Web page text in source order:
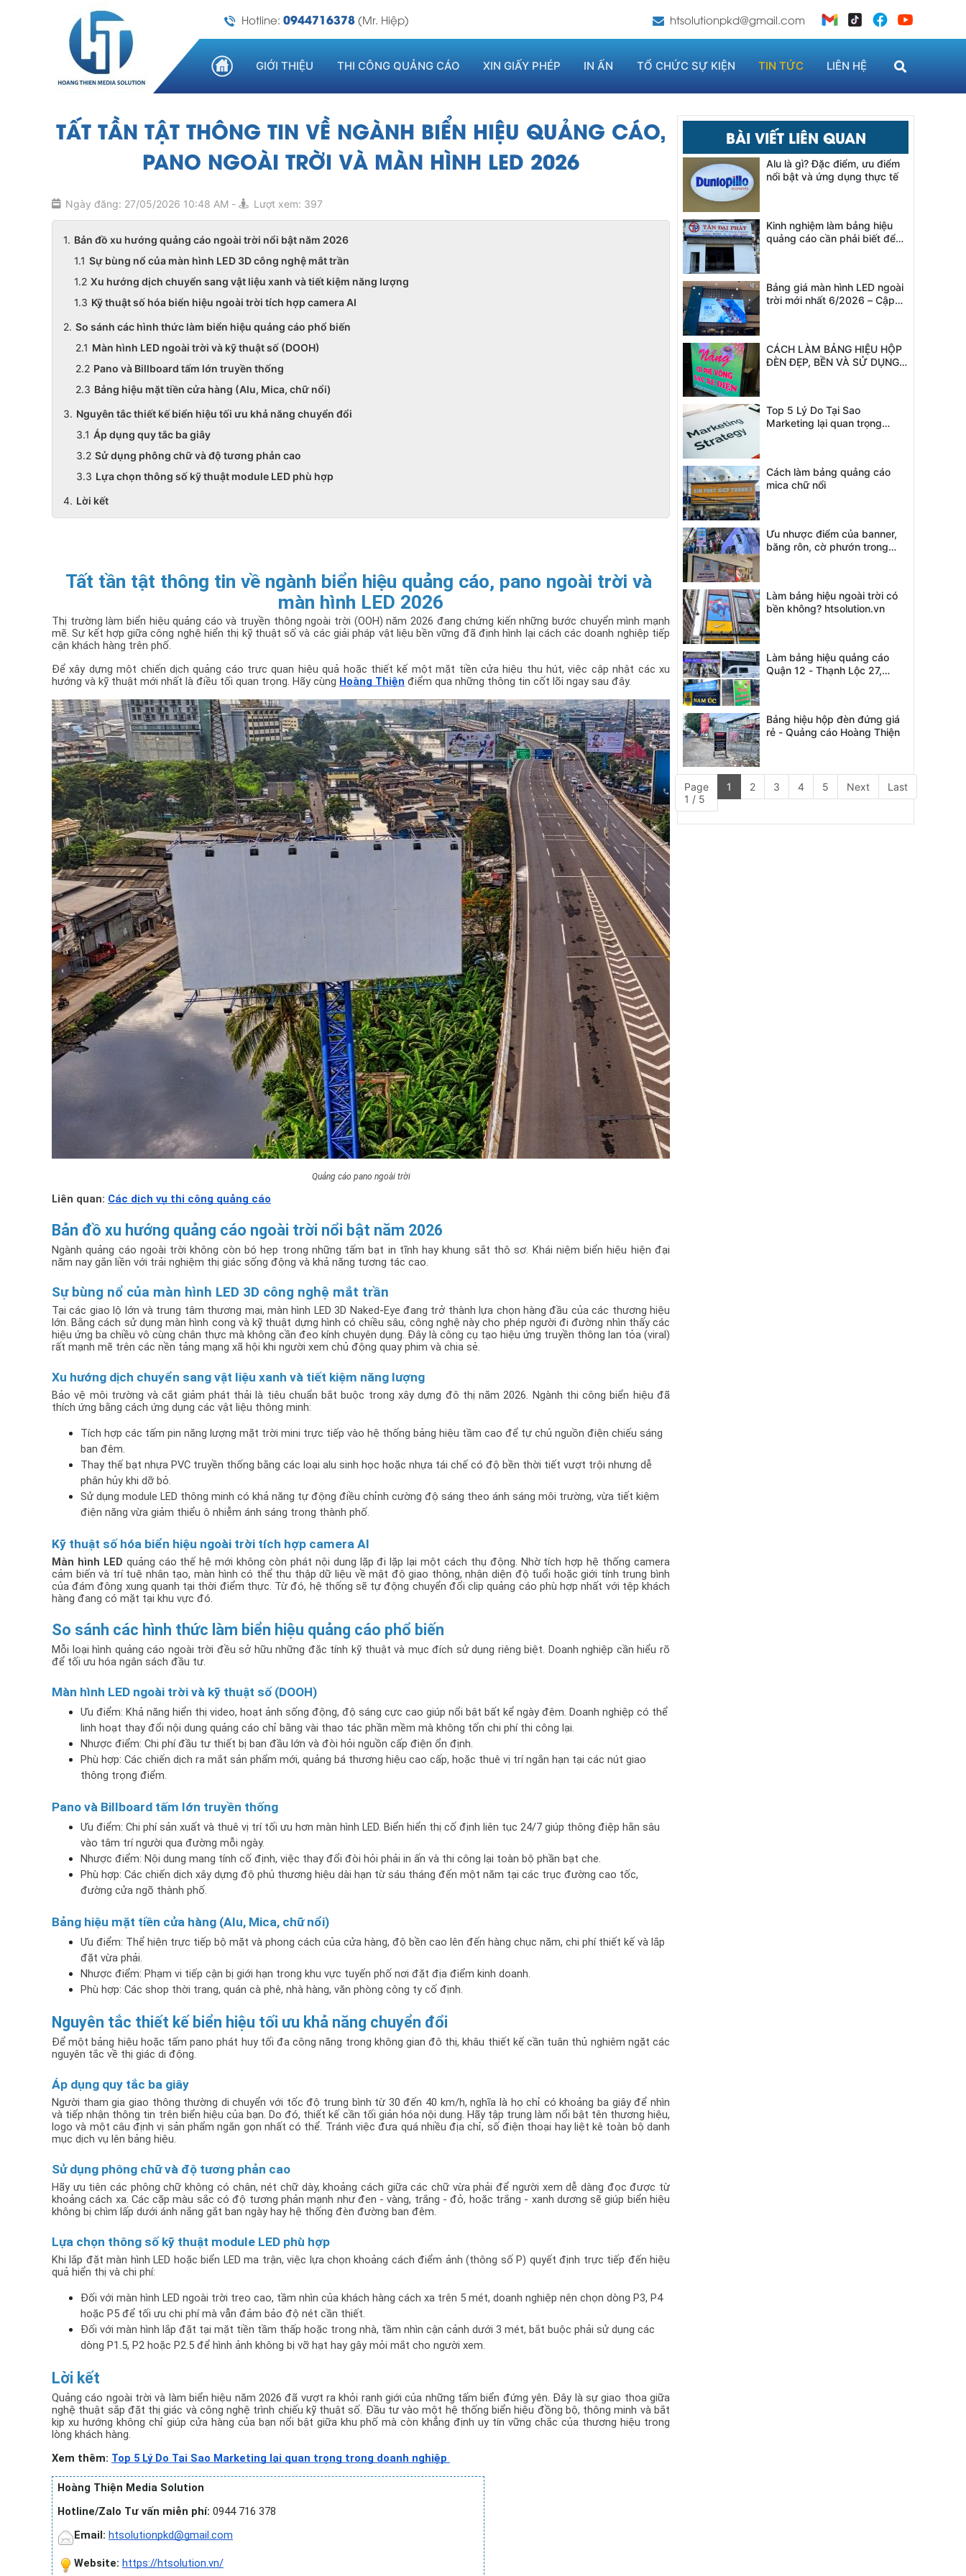
Hotline: 0944716378 (Mr. Hiệp) htsolutionpkd@gmail.com
GIỚI THIỆU THI CÔNG QUẢNG CÁO XIN GIẤY PHÉP IN ẤN TỔ CHỨC SỰ KIỆN TIN TỨC LIÊN HỆ
BÀI VIẾT LIÊN QUAN
Alu là gì? Đặc điểm, ưu điểm
nổi bật và ứng dụng thực tế
Kinh nghiệm làm bảng hiệu
quảng cáo cần phải biết để
Bảng giá màn hình LED ngoài
trời mới nhất 6/2026 – Cập
CÁCH LÀM BẢNG HIỆU HỘP
ĐÈN ĐẸP, BỀN VÀ SỬ DỤNG
Top 5 Lý Do Tại Sao
Marketing lại quan trọng
Cách làm bảng quảng cáo
mica chữ nổi
Ưu nhược điểm của banner,
băng rôn, cờ phướn trong
Làm bảng hiệu ngoài trời có
bền không? htsolution.vn
Làm bảng hiệu quảng cáo
Quận 12 - Thạnh Lộc 27,
Bảng hiệu hộp đèn đứng giá
rẻ - Quảng cáo Hoàng Thiện
Page
1 / 5
1 2 3 4 5 Next Last
TẤT TẦN TẬT THÔNG TIN VỀ NGÀNH BIỂN HIỆU QUẢNG CÁO,
PANO NGOÀI TRỜI VÀ MÀN HÌNH LED 2026
Ngày đăng: 27/05/2026 10:48 AM - Lượt xem: 397
Bản đồ xu hướng quảng cáo ngoài trời nổi bật năm 2026
Sự bùng nổ của màn hình LED 3D công nghệ mắt trần
Xu hướng dịch chuyển sang vật liệu xanh và tiết kiệm năng lượng
Kỹ thuật số hóa biển hiệu ngoài trời tích hợp camera AI
So sánh các hình thức làm biển hiệu quảng cáo phổ biến
Màn hình LED ngoài trời và kỹ thuật số (DOOH)
Pano và Billboard tấm lớn truyền thống
Bảng hiệu mặt tiền cửa hàng (Alu, Mica, chữ nổi)
Nguyên tắc thiết kế biển hiệu tối ưu khả năng chuyển đổi
Áp dụng quy tắc ba giây
Sử dụng phông chữ và độ tương phản cao
Lựa chọn thông số kỹ thuật module LED phù hợp
Lời kết
Tất tần tật thông tin về ngành biển hiệu quảng cáo, pano ngoài trời và
màn hình LED 2026
Thị trường làm biển hiệu quảng cáo và truyền thông ngoài trời (OOH) năm 2026 đang chứng kiến những bước chuyển mình mạnh
mẽ. Sự kết hợp giữa công nghệ hiển thị kỹ thuật số và các giải pháp vật liệu bền vững đã định hình lại cách các doanh nghiệp tiếp
cận khách hàng trên phố.
Để xây dựng một chiến dịch quảng cáo trực quan hiệu quả hoặc thiết kế một mặt tiền cửa hiệu thu hút, việc cập nhật các xu
hướng và kỹ thuật mới nhất là điều tối quan trọng. Hãy cùng Hoàng Thiện điểm qua những thông tin cốt lõi ngay sau đây.
Quảng cáo pano ngoài trời
Liên quan: Các dịch vụ thi công quảng cáo
Bản đồ xu hướng quảng cáo ngoài trời nổi bật năm 2026
Ngành quảng cáo ngoài trời không còn bó hẹp trong những tấm bạt in tĩnh hay khung sắt thô sơ. Khái niệm biển hiệu hiện đại
năm nay gắn liền với trải nghiệm thị giác sống động và khả năng tương tác cao.
Sự bùng nổ của màn hình LED 3D công nghệ mắt trần
Tại các giao lộ lớn và trung tâm thương mại, màn hình LED 3D Naked-Eye đang trở thành lựa chọn hàng đầu của các thương hiệu
lớn. Bằng cách sử dụng màn hình cong và kỹ thuật dựng hình có chiều sâu, công nghệ này cho phép người đi đường nhìn thấy các
hiệu ứng ba chiều vô cùng chân thực mà không cần đeo kính chuyên dụng. Đây là công cụ tạo hiệu ứng truyền thông lan tỏa (viral)
rất mạnh mẽ trên các nền tảng mạng xã hội khi người xem chủ động quay phim và chia sẻ.
Xu hướng dịch chuyển sang vật liệu xanh và tiết kiệm năng lượng
Bảo vệ môi trường và cắt giảm phát thải là tiêu chuẩn bắt buộc trong xây dựng đô thị năm 2026. Ngành thi công biển hiệu đã
thích ứng bằng cách ứng dụng các vật liệu thông minh:
Tích hợp các tấm pin năng lượng mặt trời mini trực tiếp vào hệ thống bảng hiệu tầm cao để tự chủ nguồn điện chiếu sáng
ban đêm.
Thay thế bạt nhựa PVC truyền thống bằng các loại alu sinh học hoặc nhựa tái chế có độ bền thời tiết vượt trội nhưng dễ
phân hủy khi dỡ bỏ.
Sử dụng module LED thông minh có khả năng tự động điều chỉnh cường độ sáng theo ánh sáng môi trường, vừa tiết kiệm
điện năng vừa giảm thiểu ô nhiễm ánh sáng trong thành phố.
Kỹ thuật số hóa biển hiệu ngoài trời tích hợp camera AI
Màn hình LED quảng cáo thế hệ mới không còn phát nội dung lặp đi lặp lại một cách thụ động. Nhờ tích hợp hệ thống camera
cảm biến và trí tuệ nhân tạo, màn hình có thể thu thập dữ liệu về mật độ giao thông, nhận diện độ tuổi hoặc giới tính trung bình
của đám đông xung quanh tại thời điểm thực. Từ đó, hệ thống sẽ tự động chuyển đổi clip quảng cáo phù hợp nhất với tệp khách
hàng đang có mặt tại khu vực đó.
So sánh các hình thức làm biển hiệu quảng cáo phổ biến
Mỗi loại hình quảng cáo ngoài trời đều sở hữu những đặc tính kỹ thuật và mục đích sử dụng riêng biệt. Doanh nghiệp cần hiểu rõ
để tối ưu hóa ngân sách đầu tư.
Màn hình LED ngoài trời và kỹ thuật số (DOOH)
Ưu điểm: Khả năng hiển thị video, hoạt ảnh sống động, độ sáng cực cao giúp nổi bật bất kể ngày đêm. Doanh nghiệp có thể
linh hoạt thay đổi nội dung quảng cáo chỉ bằng vài thao tác phần mềm mà không tốn chi phí thi công lại.
Nhược điểm: Chi phí đầu tư thiết bị ban đầu lớn và đòi hỏi nguồn cấp điện ổn định.
Phù hợp: Các chiến dịch ra mắt sản phẩm mới, quảng bá thương hiệu cao cấp, hoặc thuê vị trí ngắn hạn tại các nút giao
thông trọng điểm.
Pano và Billboard tấm lớn truyền thống
Ưu điểm: Chi phí sản xuất và thuê vị trí tối ưu hơn màn hình LED. Biển hiển thị cố định liên tục 24/7 giúp thông điệp hằn sâu
vào tâm trí người qua đường mỗi ngày.
Nhược điểm: Nội dung mang tính cố định, việc thay đổi đòi hỏi phải in ấn và thi công lại toàn bộ phần bạt che.
Phù hợp: Các chiến dịch xây dựng độ phủ thương hiệu dài hạn từ sáu tháng đến một năm tại các trục đường cao tốc,
đường cửa ngõ thành phố.
Bảng hiệu mặt tiền cửa hàng (Alu, Mica, chữ nổi)
Ưu điểm: Thể hiện trực tiếp bộ mặt và phong cách của cửa hàng, độ bền cao lên đến hàng chục năm, chi phí thiết kế và lắp
đặt vừa phải.
Nhược điểm: Phạm vi tiếp cận bị giới hạn trong khu vực tuyến phố nơi đặt địa điểm kinh doanh.
Phù hợp: Các shop thời trang, quán cà phê, nhà hàng, văn phòng công ty cố định.
Nguyên tắc thiết kế biển hiệu tối ưu khả năng chuyển đổi
Để một bảng hiệu hoặc tấm pano phát huy tối đa công năng trong không gian đô thị, khâu thiết kế cần tuân thủ nghiêm ngặt các
nguyên tắc về thị giác di động.
Áp dụng quy tắc ba giây
Người tham gia giao thông thường di chuyển với tốc độ trung bình từ 30 đến 40 km/h, nghĩa là họ chỉ có khoảng ba giây để nhìn
và tiếp nhận thông tin trên biển hiệu của bạn. Do đó, thiết kế cần tối giản hóa nội dung. Hãy tập trung làm nổi bật tên thương hiệu,
logo và một câu định vị sản phẩm ngắn gọn nhất có thể. Tránh việc đưa quá nhiều địa chỉ, số điện thoại hay liệt kê toàn bộ danh
mục dịch vụ lên bảng hiệu.
Sử dụng phông chữ và độ tương phản cao
Hãy ưu tiên các phông chữ không có chân, nét chữ dày, khoảng cách giữa các chữ vừa phải để người xem dễ dàng đọc được từ
khoảng cách xa. Các cặp màu sắc có độ tương phản mạnh như đen - vàng, trắng - đỏ, hoặc trắng - xanh dương sẽ giúp biển hiệu
không bị chìm lấp dưới ánh nắng gắt ban ngày hay hệ thống đèn đường ban đêm.
Lựa chọn thông số kỹ thuật module LED phù hợp
Khi lắp đặt màn hình LED hoặc biển LED ma trận, việc lựa chọn khoảng cách điểm ảnh (thông số P) quyết định trực tiếp đến hiệu
quả hiển thị và chi phí:
Đối với màn hình LED ngoài trời treo cao, tầm nhìn của khách hàng cách xa trên 5 mét, doanh nghiệp nên chọn dòng P3, P4
hoặc P5 để tối ưu chi phí mà vẫn đảm bảo độ nét cần thiết.
Đối với màn hình lắp đặt tại mặt tiền tầm thấp hoặc trong nhà, tầm nhìn cận cảnh dưới 3 mét, bắt buộc phải sử dụng các
dòng P1.5, P2 hoặc P2.5 để hình ảnh không bị vỡ hạt hay gây mỏi mắt cho người xem.
Lời kết
Quảng cáo ngoài trời và làm biển hiệu năm 2026 đã vượt ra khỏi ranh giới của những tấm biển đứng yên. Đây là sự giao thoa giữa
nghệ thuật sắp đặt thị giác và công nghệ trình chiếu kỹ thuật số. Đầu tư vào một hệ thống biển hiệu đồng bộ, thông minh và bắt
kịp xu hướng không chỉ giúp cửa hàng của bạn nổi bật giữa khu phố mà còn khẳng định uy tín vững chắc của thương hiệu trong
lòng khách hàng.
Xem thêm: Top 5 Lý Do Tại Sao Marketing lại quan trọng trong doanh nghiệp
Hoàng Thiện Media Solution
Hotline/Zalo Tư vấn miễn phí: 0944 716 378
Email: htsolutionpkd@gmail.com
Website: https://htsolution.vn/